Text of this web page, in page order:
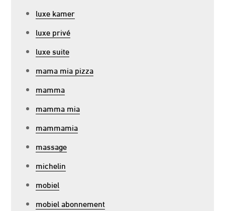
luxe kamer
luxe privé
luxe suite
mama mia pizza
mamma
mamma mia
mammamia
massage
michelin
mobiel
mobiel abonnement